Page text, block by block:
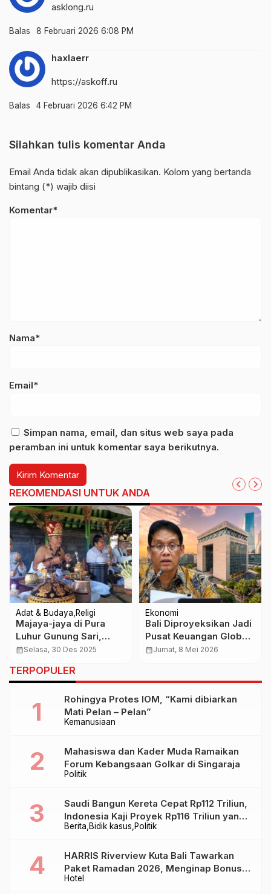
asklong.ru
Balas 8 Februari 2026 6:08 PM
haxlaerr
https://askoff.ru
Balas 4 Februari 2026 6:42 PM
Silahkan tulis komentar Anda
Email Anda tidak akan dipublikasikan. Kolom yang bertanda
bintang (*) wajib diisi
Komentar*
Nama*
Email*
Simpan nama, email, dan situs web saya pada
peramban ini untuk komentar saya berikutnya.
REKOMENDASI UNTUK ANDA
Adat & Budaya Religi
Majaya-jaya di Pura
Luhur Gunung Sari,
MWBW Kukuhkan
2025–2030
calendar_monthSelasa, 30 Des 2025
Ekonomi
Bali Diproyeksikan Jadi
Pusat Keuangan Global,
Pemerintah Siapkan
calendar_monthJumat, 8 Mei 2026
TERPOPULER
Kemanusiaan
Rohingya Protes IOM, “Kami dibiarkan
Mati Pelan – Pelan”
Politik
Mahasiswa dan Kader Muda Ramaikan
Forum Kebangsaan Golkar di Singaraja
Berita Bidik kasus Politik
Saudi Bangun Kereta Cepat Rp112 Triliun,
Indonesia Kaji Proyek Rp116 Triliun yang
Baru Sampai Bandung
Hotel
HARRIS Riverview Kuta Bali Tawarkan
Paket Ramadan 2026, Menginap Bonus
Takjil hingga Bukber Mulai Rp88.888